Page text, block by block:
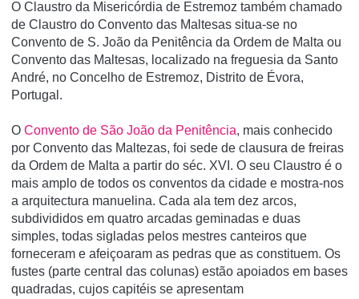
O Claustro da Misericórdia de Estremoz também chamado
de Claustro do Convento das Maltesas situa-se no
Convento de S. João da Penitência da Ordem de Malta ou
Convento das Maltesas, localizado na freguesia da Santo
André, no Concelho de Estremoz, Distrito de Évora,
Portugal.
O Convento de São João da Penitência, mais conhecido
por Convento das Maltezas, foi sede de clausura de freiras
da Ordem de Malta a partir do séc. XVI. O seu Claustro é o
mais amplo de todos os conventos da cidade e mostra-nos
a arquitectura manuelina. Cada ala tem dez arcos,
subdivididos em quatro arcadas geminadas e duas
simples, todas sigladas pelos mestres canteiros que
forneceram e afeiçoaram as pedras que as constituem. Os
fustes (parte central das colunas) estão apoiados em bases
quadradas, cujos capitéis se apresentam